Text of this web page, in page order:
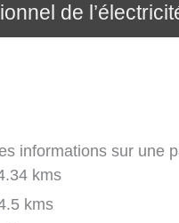
de
informations sur une
kms
kms